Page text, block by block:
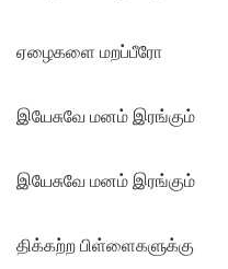
ஏழைகளை மறப்பீரோ
இயேசுவே மனம் இரங்கும்
இயேசுவே மனம் இரங்கும்
திக்கற்ற பிள்ளைகளுக்கு